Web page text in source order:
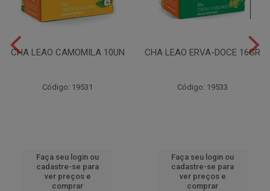
CHA LEAO CAMOMILA 10UN
Código: 19531
Faça seu login ou
cadastre-se para
ver preços e
comprar
CHA LEAO ERVA-DOCE 16GR
Código: 19533
Faça seu login ou
cadastre-se para
ver preços e
comprar